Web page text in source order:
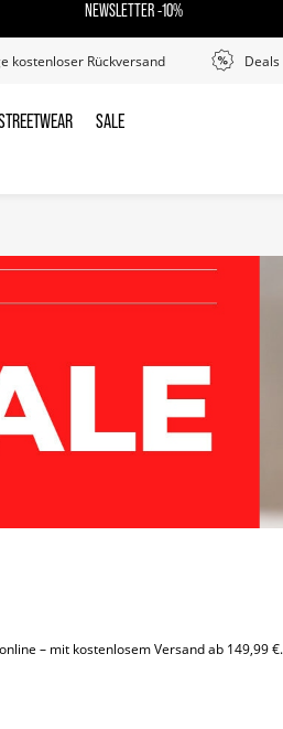
NEWSLETTER -10%
kostenloser Rückversand Deals
SALE
SALE
– mit kostenlosem Versand ab 149,99 €.